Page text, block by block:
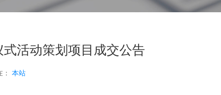
活动策划项目成交公告
： 本站